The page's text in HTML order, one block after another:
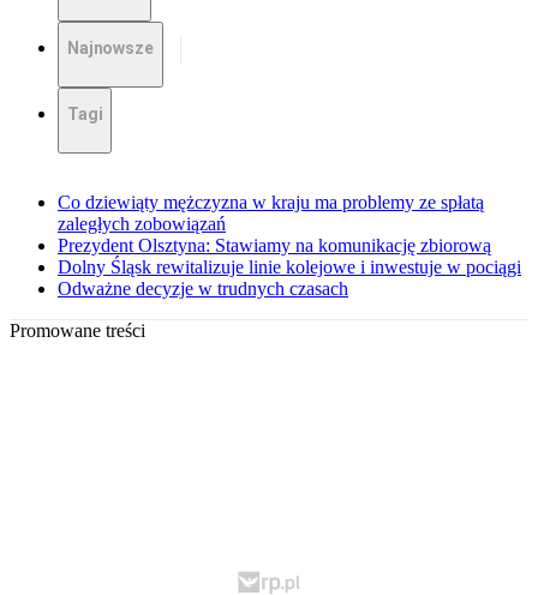
Najnowsze
Tagi
Co dziewiąty mężczyzna w kraju ma problemy ze spłatą
zaległych zobowiązań
Prezydent Olsztyna: Stawiamy na komunikację zbiorową
Dolny Śląsk rewitalizuje linie kolejowe i inwestuje w pociągi
Odważne decyzje w trudnych czasach
Promowane treści